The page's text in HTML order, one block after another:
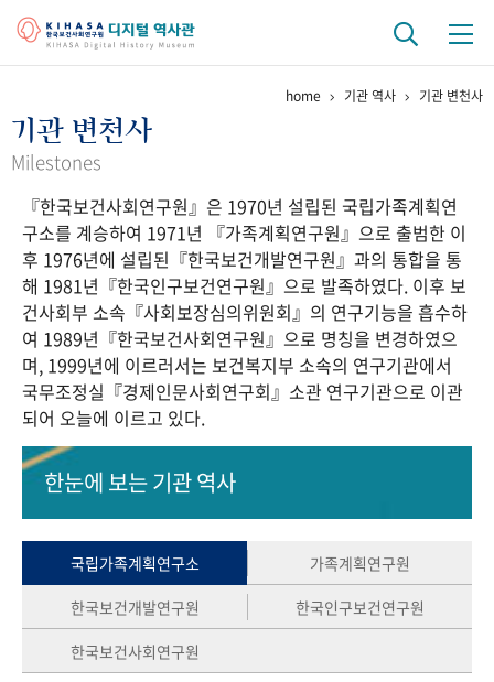
걸어온 길 기관 변천사
연구 역사
정책과 연구 키워드로 보는 연구 역사
연구자들
간행물 변천사
기록물 아카이브
사진 아카이브 문서 기록물 행정박물 영상 기록물
50+1 주년 기념
세계와 함께 한 KIHASA
VR 역사관
home 기관 역사 기관 변천사
기관 변천사
Milestones
『한국보건사회연구원』은 1970년 설립된 국립가족계획연
구소를 계승하여 1971년 『가족계획연구원』으로 출범한 이
후 1976년에 설립된『한국보건개발연구원』과의 통합을 통
해 1981년『한국인구보건연구원』으로 발족하였다. 이후 보
건사회부 소속『사회보장심의위원회』의 연구기능을 흡수하
여 1989년『한국보건사회연구원』으로 명칭을 변경하였으
며, 1999년에 이르러서는 보건복지부 소속의 연구기관에서
국무조정실『경제인문사회연구회』소관 연구기관으로 이관
되어 오늘에 이르고 있다.
한눈에 보는기관 역사
국립가족계획연구소
가족계획연구원
한국보건개발연구원
한국인구보건연구원
한국보건사회연구원